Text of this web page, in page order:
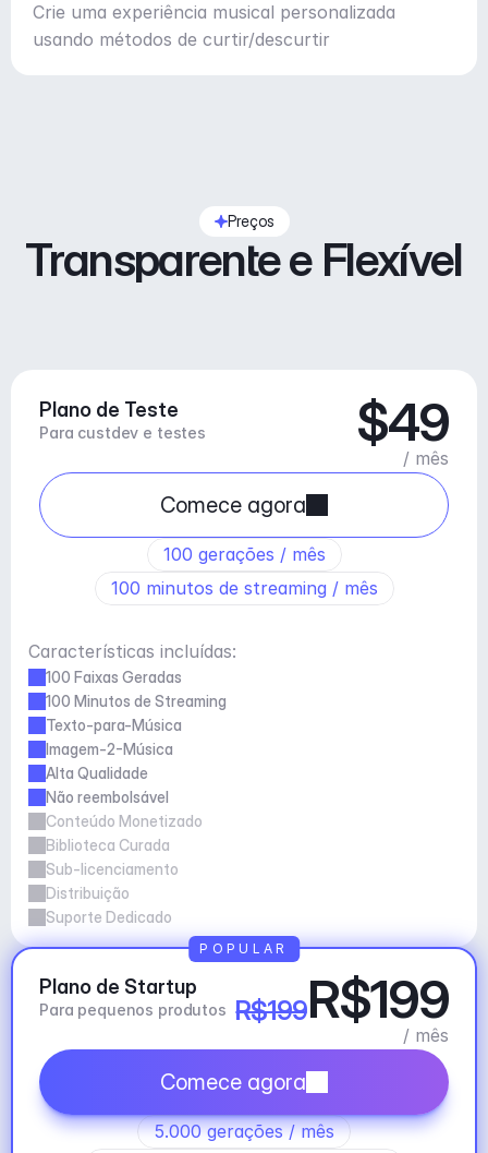
Crie uma experiência musical personalizada
usando métodos de curtir/descurtir
Preços
Transparente e Flexível
Plano de Teste
Para custdev e testes $49
/ mês
Comece agora
100 gerações / mês
100 minutos de streaming / mês
Características incluídas:
100 Faixas Geradas
100 Minutos de Streaming
Texto-para-Música
Imagem-2-Música
Alta Qualidade
Não reembolsável
Conteúdo Monetizado
Biblioteca Curada
Sub-licenciamento
Distribuição
Suporte Dedicado
Plano de Startup
Para pequenos produtos R$199R$199
/ mês
Comece agora
5.000 gerações / mês
POPULAR